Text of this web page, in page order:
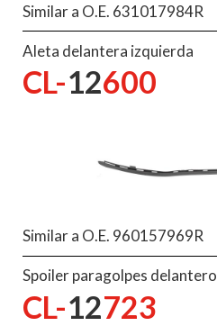
Similar a O.E. 631017984R
Aleta delantera izquierda
CL-12600
Similar a O.E. 960157969R
Spoiler paragolpes delantero
CL-12723